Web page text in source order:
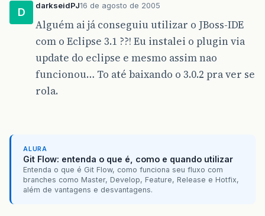
D
darkseidPJ16 de agosto de 2005
Alguém ai já conseguiu utilizar o JBoss-IDE
com o Eclipse 3.1 ??! Eu instalei o plugin via
update do eclipse e mesmo assim nao
funcionou… To até baixando o 3.0.2 pra ver se
rola.
ALURA
Git Flow: entenda o que é, como e quando utilizar
Entenda o que é Git Flow, como funciona seu fluxo com
branches como Master, Develop, Feature, Release e Hotfix,
além de vantagens e desvantagens.